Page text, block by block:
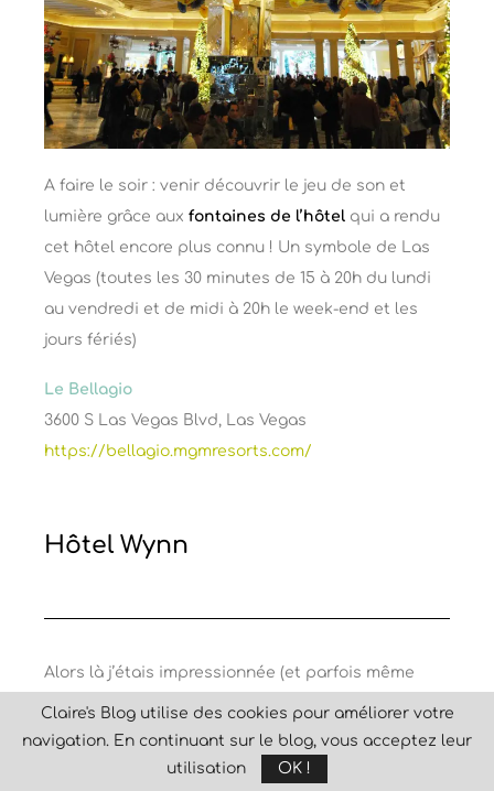
A faire le soir : venir découvrir le jeu de son et
lumière grâce aux fontaines de l’hôtel qui a rendu
cet hôtel encore plus connu ! Un symbole de Las
Vegas (toutes les 30 minutes de 15 à 20h du lundi
au vendredi et de midi à 20h le week-end et les
jours fériés)
Le Bellagio
3600 S Las Vegas Blvd, Las Vegas
https://bellagio.mgmresorts.com/
Hôtel Wynn
Alors là j’étais impressionnée (et parfois même
choquée je dois l’avouer). Cet hôtel est magnifique.
Quand on entre le spectacle est superbe dû à
décoration en fleurs . Un carrousel, une
Claire's Blog utilise des cookies pour améliorer votre
navigation. En continuant sur le blog, vous acceptez leur
utilisation
OK !